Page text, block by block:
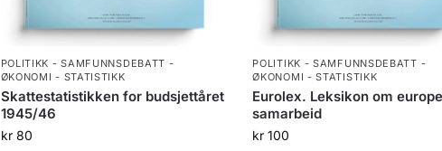
POLITIKK - SAMFUNNSDEBATT -
ØKONOMI - STATISTIKK
Skattestatistikken for budsjettåret
1945/46
kr80
POLITIKK - SAMFUNNSDEBATT -
ØKONOMI - STATISTIKK
Eurolex. Leksikon om
samarbeid
kr 100